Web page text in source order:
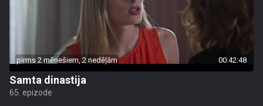
pirms 2 mēnešiem, 2 nedēļām 00:42:48
Samta dinastija
65. epizode